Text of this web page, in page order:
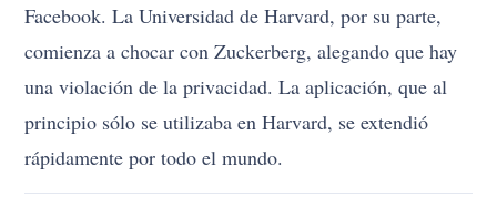
Facebook. La Universidad de Harvard, por su parte,
comienza a chocar con Zuckerberg, alegando que hay
una violación de la privacidad. La aplicación, que al
principio sólo se utilizaba en Harvard, se extendió
rápidamente por todo el mundo.